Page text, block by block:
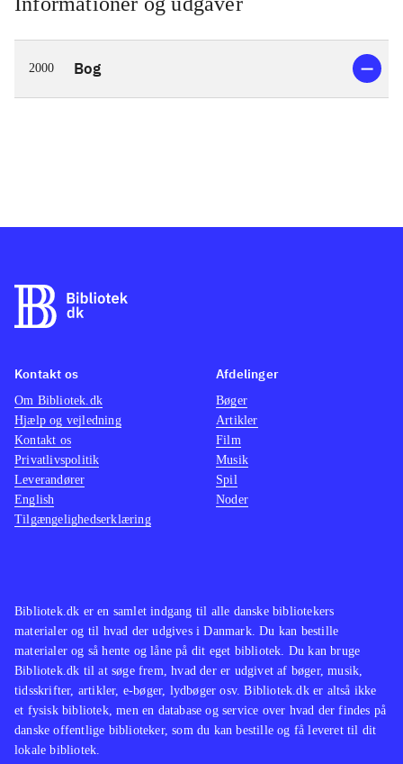
2000 Bog
Bibliotek.dk er en samlet indgang til alle danske bibliotekers
materialer og til hvad der udgives i Danmark. Du kan bestille
materialer og så hente og låne på dit eget bibliotek. Du kan bruge
Bibliotek.dk til at søge frem, hvad der er udgivet af bøger, musik,
tidsskrifter, artikler, e-bøger, lydbøger osv. Bibliotek.dk er altså ikke
et fysisk bibliotek, men en database og service over hvad der findes på
danske offentlige biblioteker, som du kan bestille og få leveret til dit
lokale bibliotek.
Kontakt os
Om Bibliotek.dk
Hjælp og vejledning
Kontakt os
Privatlivspolitik
Leverandører
English
Tilgængelighedserklæring
Afdelinger
Bøger
Artikler
Film
Musik
Spil
Noder